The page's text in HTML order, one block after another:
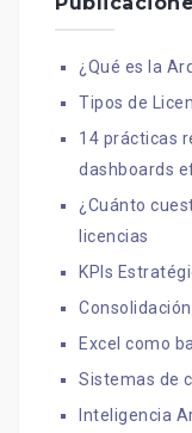
¿Qué es la
Tipos de
14 prácticas
dashboards
¿Cuánto
licencias
KPIs
Excel como
Sistemas de
Inteligencia